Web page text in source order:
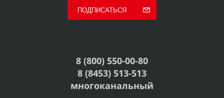
ПОДПИСАТЬСЯ
8 (800) 550-00-80
8 (8453) 513-513
многоканальный